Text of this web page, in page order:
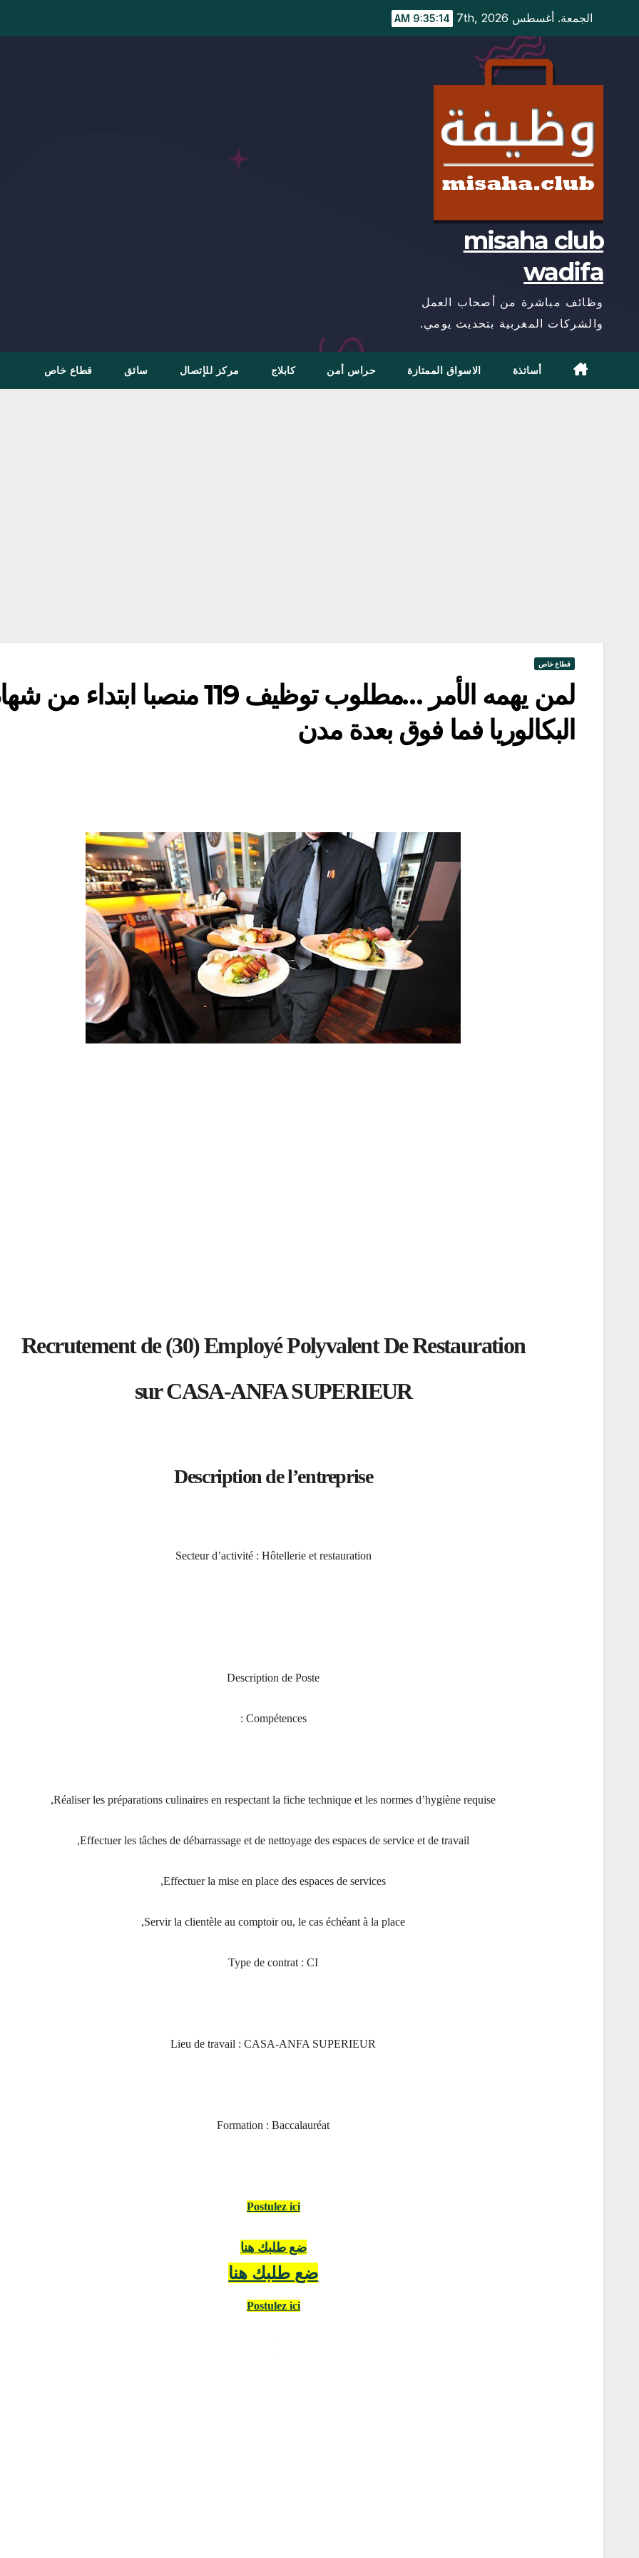
الجمعة. أغسطس 7th, 2026 9:35:14 AM
misaha club
wadifa
وظائف مباشرة من أصحاب العمل
والشركات المغربية بتحديث يومي.
أساتذة الاسواق الممتازة حراس أمن كابلاج مركز للإتصال سائق قطاع خاص
قطاع خاص
لمن يهمه الأمر …مطلوب توظيف 119 منصبا ابتداء
البكالوريا فما فوق بعدة مدن
Recrutement de (30) Employé Polyvalent De Restauration
sur CASA-ANFA SUPERIEUR
Description de l’entreprise
Secteur d’activité : Hôtellerie et restauration
Description de Poste
Compétences :
Réaliser les préparations culinaires en respectant la fiche technique et les normes d’hygiène requise,
Effectuer les tâches de débarrassage et de nettoyage des espaces de service et de travail,
Effectuer la mise en place des espaces de services,
Servir la clientèle au comptoir ou, le cas échéant à la place,
Type de contrat : CI
Lieu de travail : CASA-ANFA SUPERIEUR
Formation : Baccalauréat
Postulez ici
ضع طلبك هنا
ضع طلبك هنا
Postulez ici